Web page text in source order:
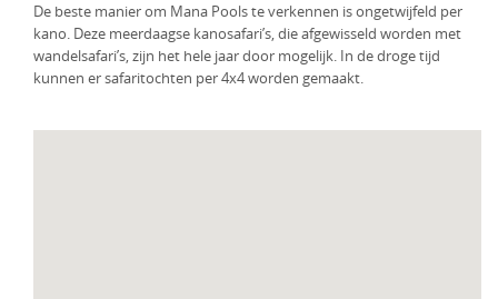
De beste manier om Mana Pools te verkennen is ongetwijfeld per
kano. Deze meerdaagse kanosafari’s, die afgewisseld worden met
wandelsafari’s, zijn het hele jaar door mogelijk. In de droge tijd
kunnen er safaritochten per 4x4 worden gemaakt.